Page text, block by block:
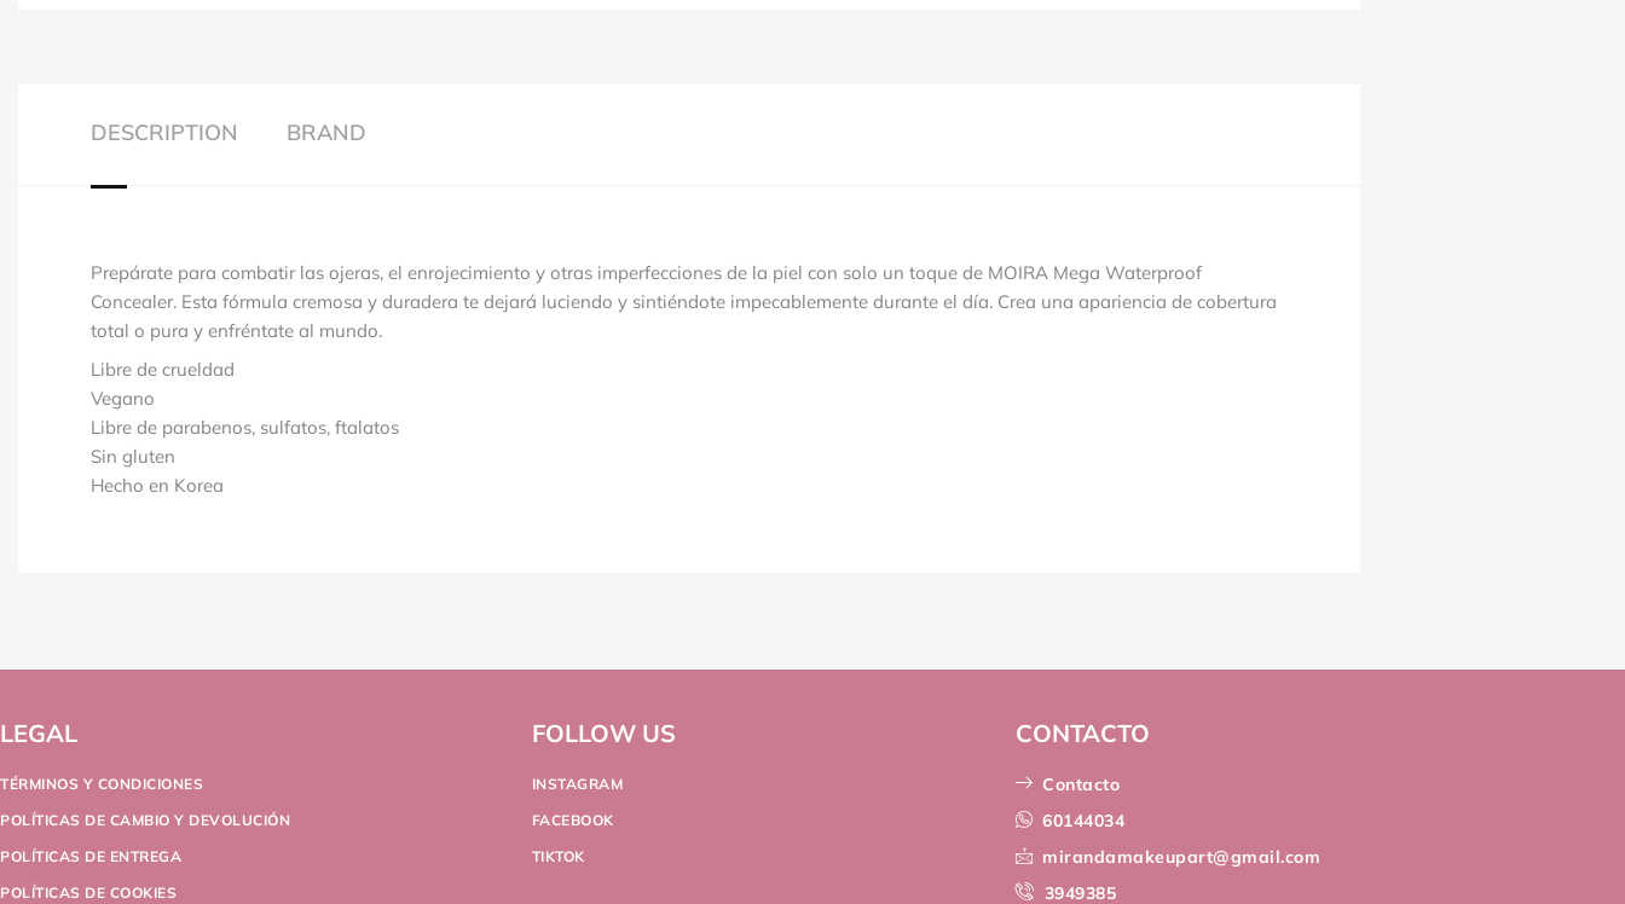
DESCRIPTION BRAND
Prepárate para combatir las ojeras, el enrojecimiento y otras imperfecciones de la piel con solo un toque de MOIRA Mega Waterproof
Concealer. Esta fórmula cremosa y duradera te dejará luciendo y sintiéndote impecablemente durante el día. Crea una apariencia de cobertura
total o pura y enfréntate al mundo.
Libre de crueldad
Vegano
Libre de parabenos, sulfatos, ftalatos
Sin gluten
Hecho en Korea
LEGAL
TÉRMINOS Y CONDICIONES
POLÍTICAS DE CAMBIO Y DEVOLUCIÓN
POLÍTICAS DE ENTREGA
POLÍTICAS DE COOKIES
FOLLOW US
INSTAGRAM
FACEBOOK
TIKTOK
CONTACTO
Contacto
60144034
mirandamakeupart@gmail.com
3949385